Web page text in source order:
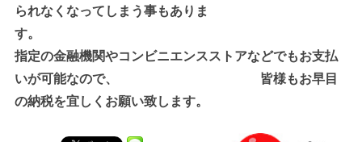
られなくなってしまう事もありま
す。
指定の金融機関やコンビニエンスストアなどでもお支払
いが可能なので、 皆様もお早目
の納税を宜しくお願い致します。